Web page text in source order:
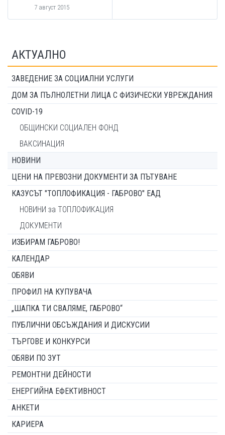
7 август 2015
АКТУАЛНО
ЗАВЕДЕНИЕ ЗА СОЦИАЛНИ УСЛУГИ
ДОМ ЗА ПЪЛНОЛЕТНИ ЛИЦА С ФИЗИЧЕСКИ УВРЕЖДАНИЯ
COVID-19
ОБЩИНСКИ СОЦИАЛЕН ФОНД
ВАКСИНАЦИЯ
НОВИНИ
ЦЕНИ НА ПРЕВОЗНИ ДОКУМЕНТИ ЗА ПЪТУВАНЕ
КАЗУСЪТ "ТОПЛОФИКАЦИЯ - ГАБРОВО" ЕАД
НОВИНИ за ТОПЛОФИКАЦИЯ
ДОКУМЕНТИ
ИЗБИРАМ ГАБРОВО!
КАЛЕНДАР
ОБЯВИ
ПРОФИЛ НА КУПУВАЧА
„ШАПКА ТИ СВАЛЯМЕ, ГАБРОВО“
ПУБЛИЧНИ ОБСЪЖДАНИЯ И ДИСКУСИИ
ТЪРГОВЕ И КОНКУРСИ
ОБЯВИ ПО ЗУТ
РЕМОНТНИ ДЕЙНОСТИ
ЕНЕРГИЙНА ЕФЕКТИВНОСТ
АНКЕТИ
КАРИЕРА